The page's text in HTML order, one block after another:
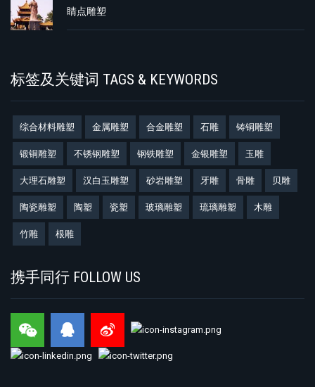
睛点雕塑
标签及关键词 TAGS & KEYWORDS
综合材料雕塑 金属雕塑 合金雕塑 石雕 铸铜雕塑
锻铜雕塑 不锈钢雕塑 钢铁雕塑 金银雕塑 玉雕
大理石雕塑 汉白玉雕塑 砂岩雕塑 牙雕 骨雕 贝雕
陶瓷雕塑 陶塑 瓷塑 玻璃雕塑 琉璃雕塑 木雕
竹雕 根雕
携手同行 FOLLOW US